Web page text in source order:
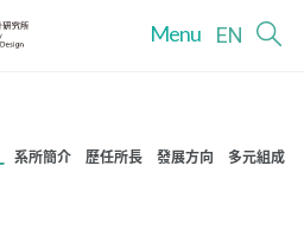
Menu EN
系所簡介 歷任所長 發展方向 多元組成